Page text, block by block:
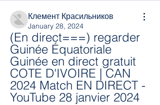
Клемент Красильников
January 28, 2024
(En direct===) regarder
Guinée Équatoriale
Guinée en direct gratuit
COTE D'IVOIRE | CAN
2024 Match EN DIRECT -
YouTube 28 janvier 2024